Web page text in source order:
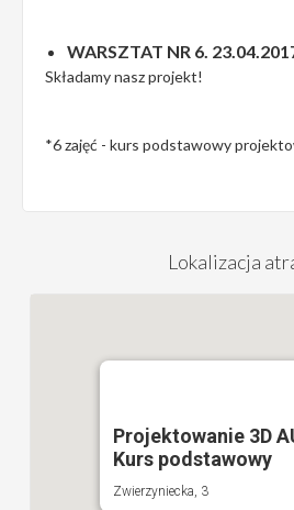
WARSZTAT NR 6.
Składamy nasz projekt!
*6 zajęć - kurs podstawowy
Lokalizacja
Projektowanie 3D
Kurs podstawowy
Zwierzyniecka, 3